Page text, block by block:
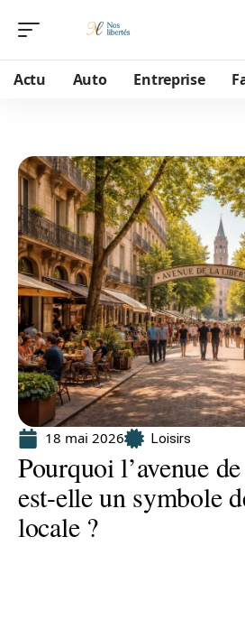
Actu Auto Entreprise
18 mai 2026 Loisirs
Pourquoi l’avenue
est-elle un symbole
locale ?